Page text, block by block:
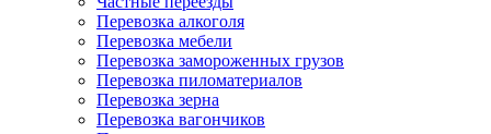
Перевозка алкоголя
Перевозка мебели
Перевозка замороженных грузов
Перевозка пиломатериалов
Перевозка зерна
Перевозка вагончиков